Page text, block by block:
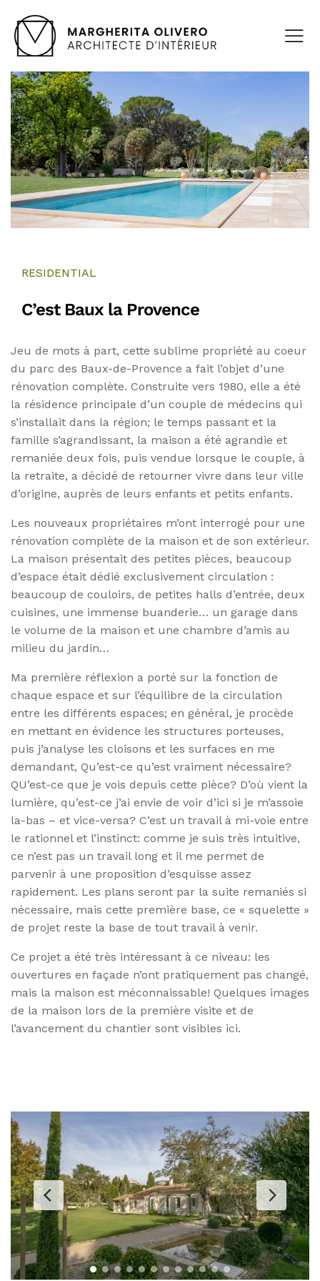
RESIDENTIAL
C’est Baux la Provence
Jeu de mots à part, cette sublime propriété au coeur
du parc des Baux-de-Provence a fait l’objet d’une
rénovation complète. Construite vers 1980, elle a été
la résidence principale d’un couple de médecins qui
s’installait dans la région; le temps passant et la
famille s’agrandissant, la maison a été agrandie et
remaniée deux fois, puis vendue lorsque le couple, à
la retraite, a décidé de retourner vivre dans leur ville
d’origine, auprès de leurs enfants et petits enfants.
Les nouveaux propriétaires m’ont interrogé pour une
rénovation complète de la maison et de son extérieur.
La maison présentait des petites pièces, beaucoup
d’espace était dédié exclusivement circulation :
beaucoup de couloirs, de petites halls d’entrée, deux
cuisines, une immense buanderie… un garage dans
le volume de la maison et une chambre d’amis au
milieu du jardin…
Ma première réflexion a porté sur la fonction de
chaque espace et sur l’équilibre de la circulation
entre les différents espaces; en général, je procède
en mettant en évidence les structures porteuses,
puis j’analyse les cloisons et les surfaces en me
demandant, Qu’est-ce qu’est vraiment nécessaire?
QU’est-ce que je vois depuis cette pièce? D’où vient la
lumière, qu’est-ce j’ai envie de voir d’ici si je m’assoie
la-bas – et vice-versa? C’est un travail à mi-voie entre
le rationnel et l’instinct: comme je suis très intuitive,
ce n’est pas un travail long et il me permet de
parvenir à une proposition d’esquisse assez
rapidement. Les plans seront par la suite remaniés si
nécessaire, mais cette première base, ce « squelette »
de projet reste la base de tout travail à venir.
Ce projet a été très intéressant à ce niveau: les
ouvertures en façade n’ont pratiquement pas changé,
mais la maison est méconnaissable! Quelques images
de la maison lors de la première visite et de
l’avancement du chantier sont visibles ici.